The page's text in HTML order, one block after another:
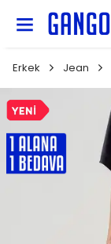
Erkek Jean